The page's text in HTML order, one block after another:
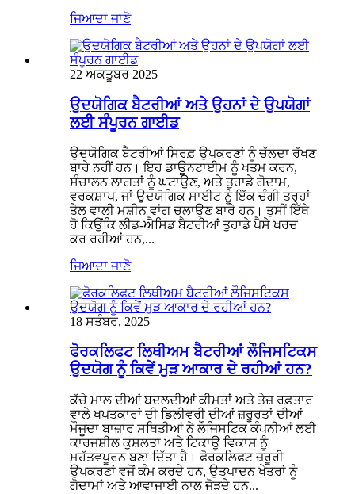
ਜਿਆਦਾ ਜਾਣੋ
22 ਅਕਤੂਬਰ 2025
ਉਦਯੋਗਿਕ ਬੈਟਰੀਆਂ ਅਤੇ ਉਹਨਾਂ ਦੇ ਉਪਯੋਗਾਂ
ਲਈ ਸੰਪੂਰਨ ਗਾਈਡ
ਉਦਯੋਗਿਕ ਬੈਟਰੀਆਂ ਸਿਰਫ਼ ਉਪਕਰਣਾਂ ਨੂੰ ਚੱਲਦਾ ਰੱਖਣ
ਬਾਰੇ ਨਹੀਂ ਹਨ। ਇਹ ਡਾਊਨਟਾਈਮ ਨੂੰ ਖਤਮ ਕਰਨ,
ਸੰਚਾਲਨ ਲਾਗਤਾਂ ਨੂੰ ਘਟਾਉਣ, ਅਤੇ ਤੁਹਾਡੇ ਗੋਦਾਮ,
ਵਰਕਸ਼ਾਪ, ਜਾਂ ਉਦਯੋਗਿਕ ਸਾਈਟ ਨੂੰ ਇੱਕ ਚੰਗੀ ਤਰ੍ਹਾਂ
ਤੇਲ ਵਾਲੀ ਮਸ਼ੀਨ ਵਾਂਗ ਚਲਾਉਣ ਬਾਰੇ ਹਨ। ਤੁਸੀਂ ਇੱਥੇ
ਹੋ ਕਿਉਂਕਿ ਲੀਡ-ਐਸਿਡ ਬੈਟਰੀਆਂ ਤੁਹਾਡੇ ਪੈਸੇ ਖਰਚ
ਕਰ ਰਹੀਆਂ ਹਨ,...
ਜਿਆਦਾ ਜਾਣੋ
18 ਸਤੰਬਰ, 2025
ਫੋਰਕਲਿਫਟ ਲਿਥੀਅਮ ਬੈਟਰੀਆਂ ਲੌਜਿਸਟਿਕਸ
ਉਦਯੋਗ ਨੂੰ ਕਿਵੇਂ ਮੁੜ ਆਕਾਰ ਦੇ ਰਹੀਆਂ ਹਨ?
ਕੱਚੇ ਮਾਲ ਦੀਆਂ ਬਦਲਦੀਆਂ ਕੀਮਤਾਂ ਅਤੇ ਤੇਜ਼ ਰਫ਼ਤਾਰ
ਵਾਲੇ ਖਪਤਕਾਰਾਂ ਦੀ ਡਿਲੀਵਰੀ ਦੀਆਂ ਜ਼ਰੂਰਤਾਂ ਦੀਆਂ
ਮੌਜੂਦਾ ਬਾਜ਼ਾਰ ਸਥਿਤੀਆਂ ਨੇ ਲੌਜਿਸਟਿਕ ਕੰਪਨੀਆਂ ਲਈ
ਕਾਰਜਸ਼ੀਲ ਕੁਸ਼ਲਤਾ ਅਤੇ ਟਿਕਾਊ ਵਿਕਾਸ ਨੂੰ
ਮਹੱਤਵਪੂਰਨ ਬਣਾ ਦਿੱਤਾ ਹੈ। ਫੋਰਕਲਿਫਟ ਜ਼ਰੂਰੀ
ਉਪਕਰਣਾਂ ਵਜੋਂ ਕੰਮ ਕਰਦੇ ਹਨ, ਉਤਪਾਦਨ ਖੇਤਰਾਂ ਨੂੰ
ਗੋਦਾਮਾਂ ਅਤੇ ਆਵਾਜਾਈ ਨਾਲ ਜੋੜਦੇ ਹਨ...